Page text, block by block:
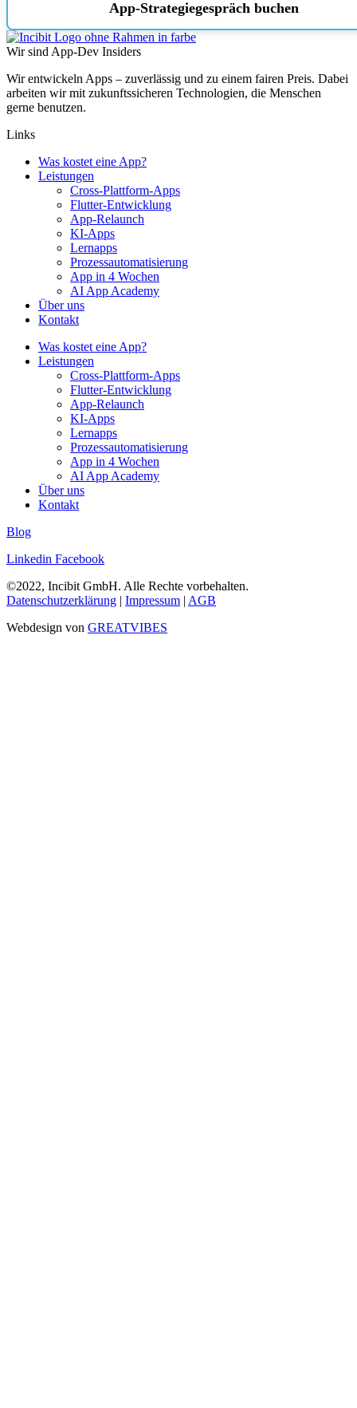
App-Strategiegespräch buchen
Wir sind App-Dev Insiders
Wir entwickeln Apps – zuverlässig und zu einem fairen Preis. Dabei
arbeiten wir mit zukunftssicheren Technologien, die Menschen
gerne benutzen.
Links
Was kostet eine App?
Leistungen
Cross-Plattform-Apps
Flutter-Entwicklung
App-Relaunch
KI-Apps
Lernapps
Prozessautomatisierung
App in 4 Wochen
AI App Academy
Über uns
Kontakt
Was kostet eine App?
Leistungen
Cross-Plattform-Apps
Flutter-Entwicklung
App-Relaunch
KI-Apps
Lernapps
Prozessautomatisierung
App in 4 Wochen
AI App Academy
Über uns
Kontakt
Blog
Linkedin Facebook
©2022, Incibit GmbH. Alle Rechte vorbehalten.
Datenschutzerklärung | Impressum | AGB
Webdesign von GREATVIBES